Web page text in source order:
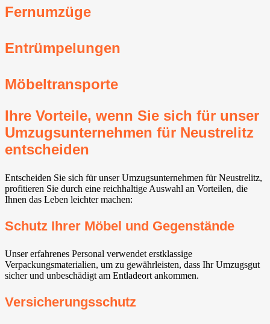
Fernumzüge
Entrümpelungen
Möbeltransporte
Ihre Vorteile, wenn Sie sich für unser
Umzugsunternehmen für Neustrelitz
entscheiden
Entscheiden Sie sich für unser Umzugsunternehmen für Neustrelitz,
profitieren Sie durch eine reichhaltige Auswahl an Vorteilen, die
Ihnen das Leben leichter machen:
Schutz Ihrer Möbel und Gegenstände
Unser erfahrenes Personal verwendet erstklassige
Verpackungsmaterialien, um zu gewährleisten, dass Ihr Umzugsgut
sicher und unbeschädigt am Entladeort ankommen.
Versicherungsschutz